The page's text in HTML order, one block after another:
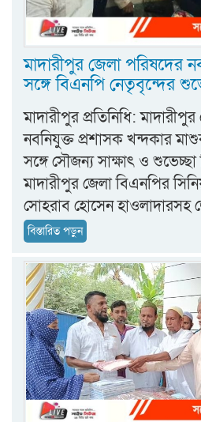
মাদারীপুর জেলা পরিষদের
সঙ্গে বিএনপি নেতৃবৃন্দের
মাদারীপুর প্রতিনিধি:
নবনিযুক্ত প্রশাসক খন্দকার
সঙ্গে সৌজন্য সাক্ষাৎ ও
মাদারীপুর জেলা বিএনপির
সোহরাব হোসেন হাওলাদারসহ
বিস্তারিত পড়ুন